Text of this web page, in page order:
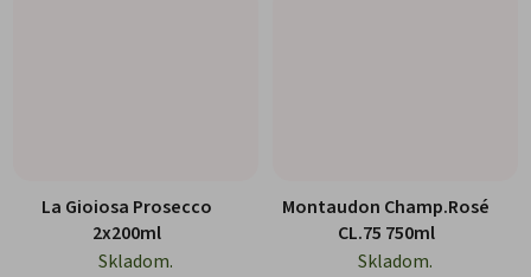
La Gioiosa Prosecco
2x200ml
Skladom.
Montaudon Champ.Rosé
CL.75 750ml
Skladom.